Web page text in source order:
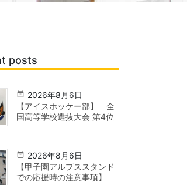
posts
2026年8月6日
【アイスホッケー部】 全
国高等学校選抜大会 第4位
2026年8月6日
【甲子園アルプススタンド
での応援時の注意事項】